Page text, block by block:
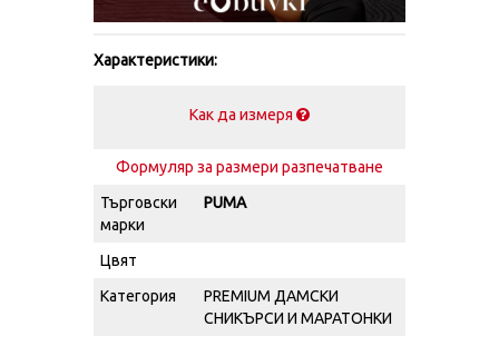
Характеристики:
Как да измеря
Формуляр за размери разпечатване
Търговски
марки
PUMA
Цвят
Категория
PREMIUM ДАМСКИ
СНИКЪРСИ И МАРАТОНКИ